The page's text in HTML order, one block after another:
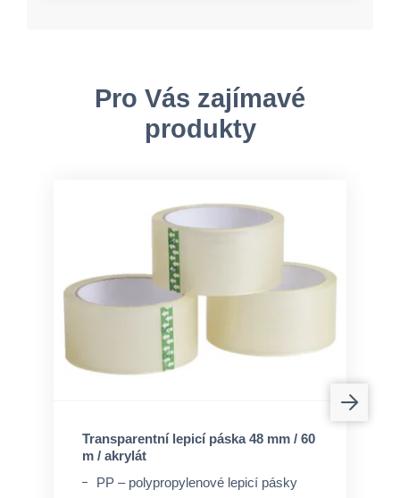
Pro Vás zajímavé
produkty
Transparentní lepicí páska 48 mm / 60
m / akrylát
PP – polypropylenové lepicí pásky